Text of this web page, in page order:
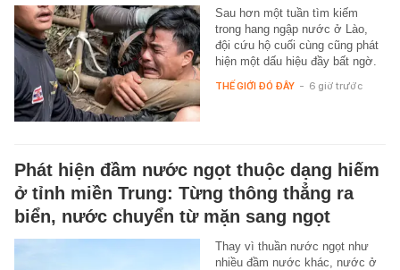
Sau hơn một tuần tìm kiếm
trong hang ngập nước ở Lào,
đội cứu hộ cuối cùng cũng phát
hiện một dấu hiệu đầy bất ngờ.
THẾ GIỚI ĐÓ ĐÂY - 6 giờ trước
Phát hiện đầm nước ngọt thuộc dạng hiếm
ở tỉnh miền Trung: Từng thông thẳng ra
biển, nước chuyển từ mặn sang ngọt
Thay vì thuần nước ngọt như
nhiều đầm nước khác, nước ở